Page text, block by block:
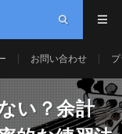
お問い合わせ
い？余計